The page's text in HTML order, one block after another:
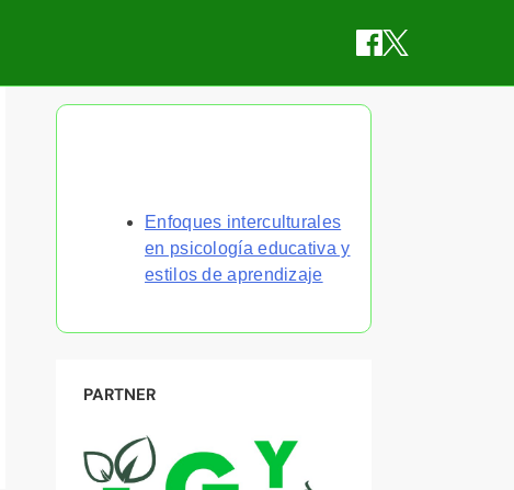
Enfoques interculturales
en psicología educativa y
estilos de aprendizaje
PARTNER